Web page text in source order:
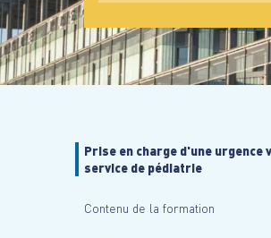
Prise en charge d'une urgence
service de pédiatrie
Contenu de la formation